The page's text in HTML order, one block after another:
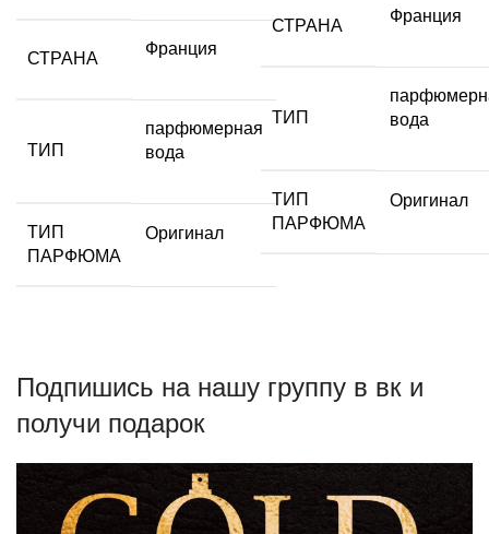
СТРАНА
Франция
ТИП
парфюмерная
вода
ТИП
ПАРФЮМА
Оригинал
СТРАНА
Франция
ТИП
вода
ТИП
ПАРФЮМА
Оригинал
Подпишись на нашу группу в вк и
получи подарок